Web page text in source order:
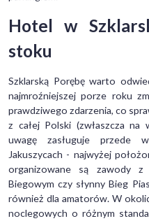
Hotel w
stoku
Szklarską Porębę warto
najmroźniejszej porze roku
prawdziwego zdarzenia, co
z całej Polski (zwłaszcza na
uwagę zasługuje przede
Jakuszycach - najwyżej
organizowane są zawody
Biegowym czy słynny Bieg
również dla amatorów. W
noclegowych o różnym